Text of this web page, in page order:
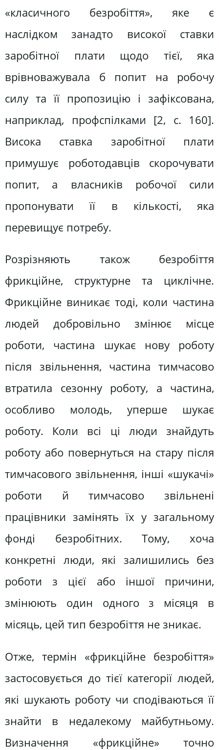
«класичного безробіття», яке є
наслідком занадто високої ставки
заробітної плати щодо тієї, яка
врівноважувала б попит на робочу
силу та її пропозицію і зафіксована,
наприклад, профспілками [2, с. 160].
Висока ставка заробітної плати
примушує роботодавців скорочувати
попит, а власників робочої сили
пропонувати її в кількості, яка
перевищує потребу.
Розрізняють також безробіття
фрикційне, структурне та циклічне.
Фрикційне виникає тоді, коли частина
людей добровільно змінює місце
роботи, частина шукає нову роботу
після звільнення, частина тимчасово
втратила сезонну роботу, а частина,
особливо молодь, уперше шукає
роботу. Коли всі ці люди знайдуть
роботу або повернуться на стару після
тимчасового звільнення, інші «шукачі»
роботи й тимчасово звільнені
працівники замінять їх у загальному
фонді безробітних. Тому, хоча
конкретні люди, які залишились без
роботи з цієї або іншої причини,
змінюють один одного з місяця в
місяць, цей тип безробіття не зникає.
Отже, термін «фрикційне безробіття»
застосовується до тієї категорії людей,
які шукають роботу чи сподіваються її
знайти в недалекому майбутньому.
Визначення «фрикційне» точно